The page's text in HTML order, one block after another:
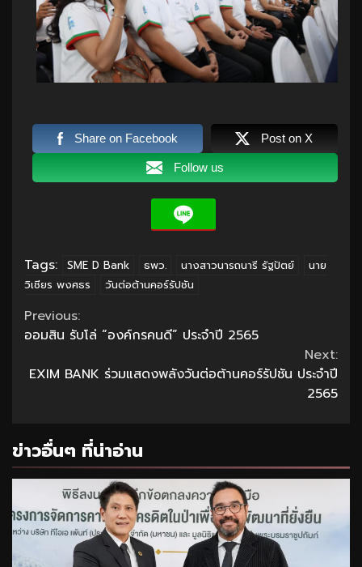
Share on Facebook Post on X
Follow us
Tags: SME D Bank ธพว. นางสาวนารถนารี รัฐปัตย์
นาย
วิเชียร พงศธร
วันต่อต้านคอร์รัปชัน
Continue
Reading
Previous:
ออมสิน รับโล่ “องค์กรคนดี” ประจำปี 2565
Next:
EXIM BANK ร่วมแสดงพลังวันต่อต้านคอร์รัปชัน ประจำปี
2565
ข่าวอื่นๆ ที่น่าอ่าน